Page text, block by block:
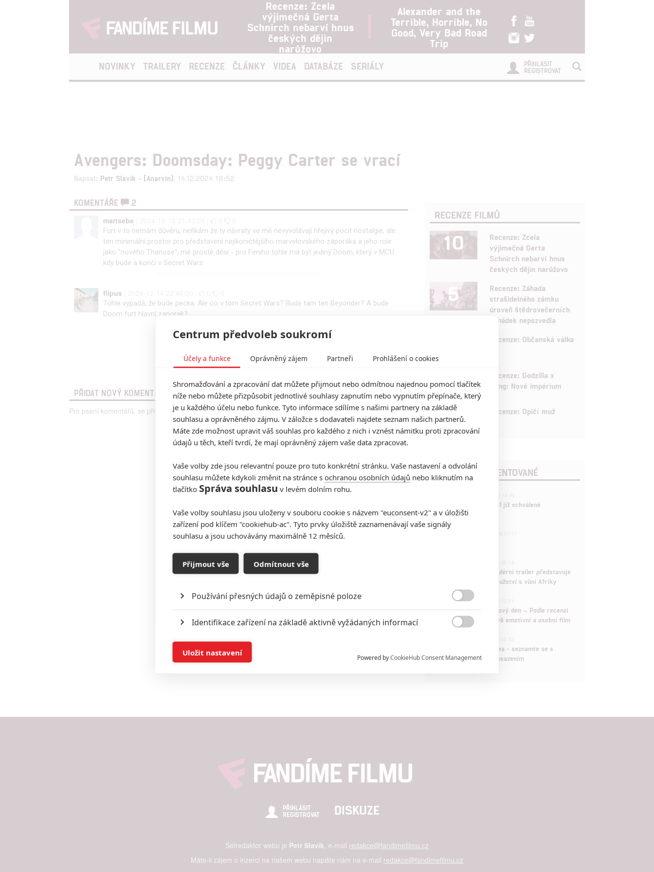
Recenze: Zcela
výjimečná Gerta
Schnirch nebarví hnus
českých dějin
narůžovo
Alexander and the
Terrible, Horrible, No
Good, Very Bad Road
Trip
NOVINKY TRAILERY RECENZE ČLÁNKY VIDEA DATABÁZE SERIÁLY
PŘIHLÁSIT
REGISTROVAT
Avengers: Doomsday: Peggy Carter se vrací
Napsal: Petr Slavík - (Anarvin) , 14.12.2024 18:52
KOMENTÁŘE
2
martsebe
Furt v to nemám důvěru, neříkám že ty návraty ve mě nevyvolávají hřejivý pocit nostalgie, ale
ten minimální prostor pro představení nejikoničtějšího marvelovského záporáka a jeho role
jako "nového Thanose", mě prostě děsí - pro Fimiho tohle má být jediný Doom, který v MCU
kdy bude a končí v Secret Wars.
flipus
Tohle vypadá, že bude pecka. Ale co v tom Secret Wars? Bude tam ten Beyonder? A bude
Doom furt hlavní zaporak?
PŘIDAT NOVÝ KOMENTÁŘ
Pro psaní komentářů, se přihlašte.
RECENZE FILMŮ
10
Recenze: Zcela
výjimečná Gerta
Schnirch nebarví hnus
českých dějin narůžovo
5
Recenze: Záhada
strašidelného zámku
úroveň štědrovečerních
pohádek nepozvedla
Recenze: Občanská válka
6
Recenze: Godzilla x
Kong: Nové impérium
8 Recenze: Opičí muž
POSLEDNÍ KOMENTOVANÉ
Marvel nečekaně zrušil již schválené
pokračování
433
Děti krve a kostí: Regulérní trailer představuje
akční fantasy dobrodružství s vůní Afriky
ČLÁNEK | 30.07.2026 12:31
Spider-Man: Zbrusu nový den – Podle recenzí
máme čekat překvapivě emotivní a osobní film
Velké preview: Odyssea - seznamte se s
maximálně nabitým obsazením
PŘIHLÁSIT
REGISTROVAT
DISKUZE
Šéfredaktor webu je Petr Slavík , e-mail redakce@fandimefilmu.cz
Máte-li zájem o inzerci na našem webu napište nám na e-mail redakce@fandimefilmu.cz
Centrum předvoleb soukromí
Účely a funkce Oprávněný zájem Partneři Prohlášení o cookies
Shromažďování a zpracování dat můžete přijmout nebo odmítnou najednou pomocí tlačítek
níže nebo můžete přizpůsobit jednotlivé souhlasy zapnutím nebo vypnutím přepínače, který
je u každého účelu nebo funkce. Tyto informace sdílíme s našimi partnery na základě
souhlasu a oprávněného zájmu. V záložce s dodavateli najdete seznam našich partnerů.
Máte zde možnost upravit váš souhlas pro každého z nich i vznést námitku proti zpracování
údajů u těch, kteří tvrdí, že mají oprávněný zájem vaše data zpracovat.
Vaše volby zde jsou relevantní pouze pro tuto konkrétní stránku. Vaše nastavení a odvolání
souhlasu můžete kdykoli změnit na stránce s ochranou osobních údajů nebo kliknutím na
tlačítko Správa souhlasu v levém dolním rohu.
Vaše volby souhlasu jsou uloženy v souboru cookie s názvem "euconsent-v2" a v úložišti
zařízení pod klíčem "cookiehub-ac". Tyto prvky úložiště zaznamenávají vaše signály
souhlasu a jsou uchovávány maximálně 12 měsíců.
Přijmout vše Odmítnout vše
Používání přesných údajů o zeměpisné poloze
Identifikace zařízení na základě aktivně vyžádaných informací
Ukládání a/nebo přístup k informacím v zařízení

Poskytování a zobrazování reklamy a obsahu
Powered byCookieHub Consent Management
Uložit nastavení